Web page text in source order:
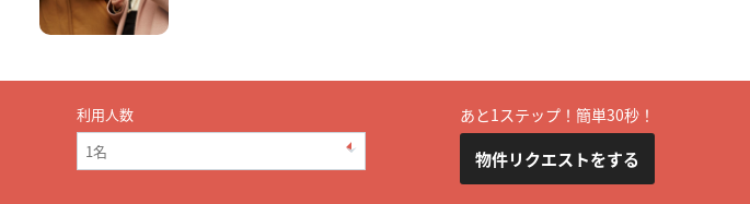
利用人数 あと1ステップ！簡単30秒！
物件リクエストをする